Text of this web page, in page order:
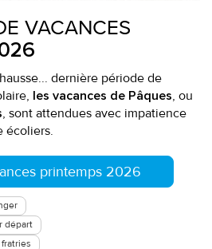
VACANCES
dernière période de
les vacances de Pâques, ou
, sont attendues avec impatience
écoliers.
printemps 2026
départ